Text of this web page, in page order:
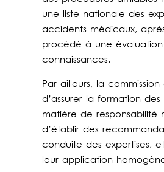
une liste nationale des
accidents médicaux,
procédé à une évaluation
connaissances.
Par ailleurs, la
d’assurer la formation des
matière de responsabilité
d’établir des
conduite des expertises,
leur application